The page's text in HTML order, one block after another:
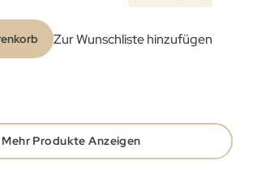
Zur Wunschliste hinzufügen
Mehr Produkte Anzeigen